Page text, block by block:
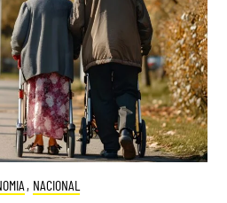
, NACIONAL